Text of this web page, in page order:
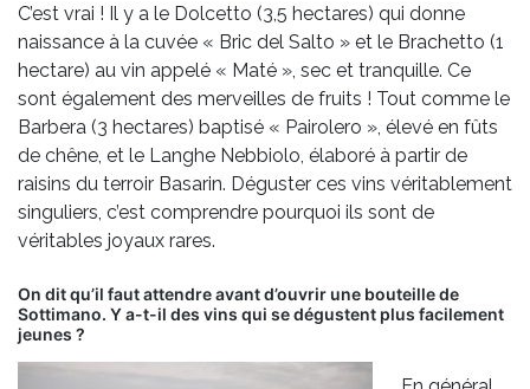
C’est vrai ! Il y a le Dolcetto (3,5 hectares) qui donne
naissance à la cuvée « Bric del Salto » et le Brachetto (1
hectare) au vin appelé « Maté », sec et tranquille. Ce
sont également des merveilles de fruits ! Tout comme le
Barbera (3 hectares) baptisé « Pairolero », élevé en fûts
de chêne, et le Langhe Nebbiolo, élaboré à partir de
raisins du terroir Basarin. Déguster ces vins véritablement
singuliers, c’est comprendre pourquoi ils sont de
véritables joyaux rares.
On dit qu’il faut attendre avant d’ouvrir une bouteille de
Sottimano. Y a-t-il des vins qui se dégustent plus facilement
jeunes ?